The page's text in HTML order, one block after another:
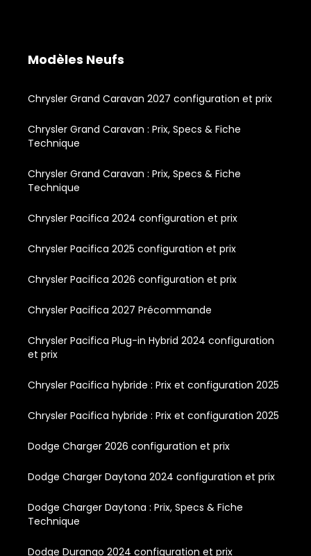
Modèles Neufs
Chrysler Grand Caravan 2027 configuration et prix
Chrysler Grand Caravan : Prix, Specs & Fiche
Technique
Chrysler Grand Caravan : Prix, Specs & Fiche
Technique
Chrysler Pacifica 2024 configuration et prix
Chrysler Pacifica 2025 configuration et prix
Chrysler Pacifica 2026 configuration et prix
Chrysler Pacifica 2027 Précommande
Chrysler Pacifica Plug-in Hybrid 2024 configuration
et prix
Chrysler Pacifica hybride : Prix et configuration 2025
Chrysler Pacifica hybride : Prix et configuration 2025
Dodge Charger 2026 configuration et prix
Dodge Charger Daytona 2024 configuration et prix
Dodge Charger Daytona : Prix, Specs & Fiche
Technique
Dodge Durango 2024 configuration et prix